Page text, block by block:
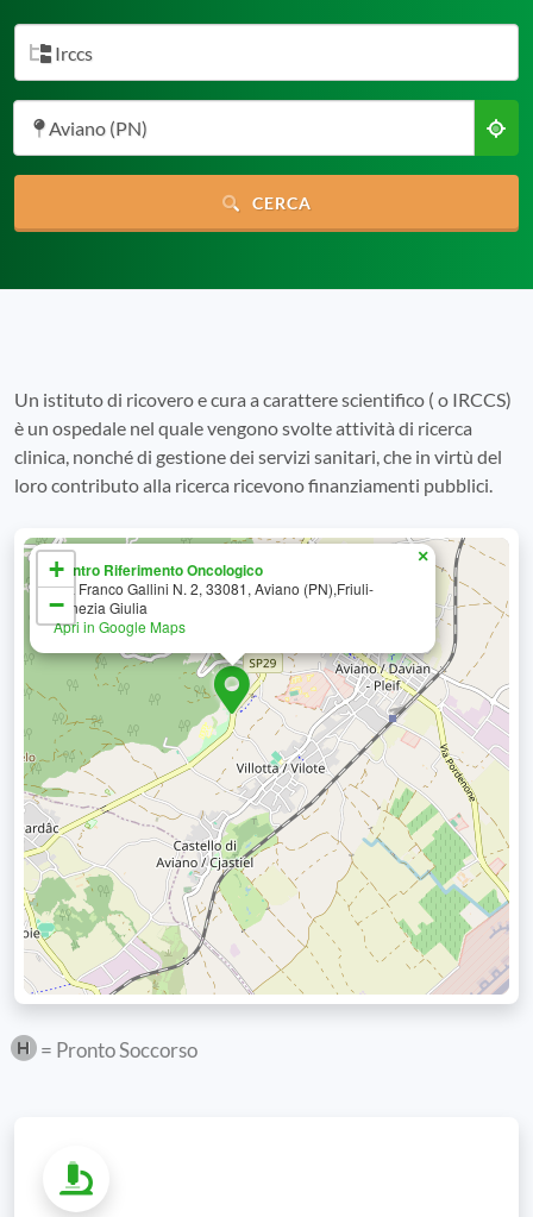
Irccs
Aviano (PN)
CERCA
Un istituto di ricovero e cura a carattere scientifico ( o IRCCS)
è un ospedale nel quale vengono svolte attività di ricerca
clinica, nonché di gestione dei servizi sanitari, che in virtù del
loro contributo alla ricerca ricevono finanziamenti pubblici.
Centro Riferimento Oncologico
Via Franco Gallini N. 2, 33081, Aviano (PN),Friuli-
Venezia Giulia
Apri in Google Maps
×
+
−
= Pronto Soccorso